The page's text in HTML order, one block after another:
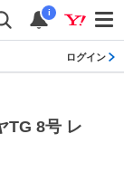
i
ログイン
TG 8号 レ